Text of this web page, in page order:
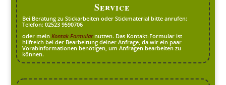
Service
Bei Beratung zu Stickarbeiten oder Stickmaterial bitte anrufen:
Telefon: 02523 9590706
oder meinKontak-Formularnutzen. Das Kontakt-Formular ist
hilfreich bei der Bearbeitung deiner Anfrage, da wir ein paar
Vorabinformationen benötigen, um Anfragen bearbeiten zu
können.